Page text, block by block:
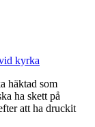
kyrka
häktad som
ha skett på
att ha druckit